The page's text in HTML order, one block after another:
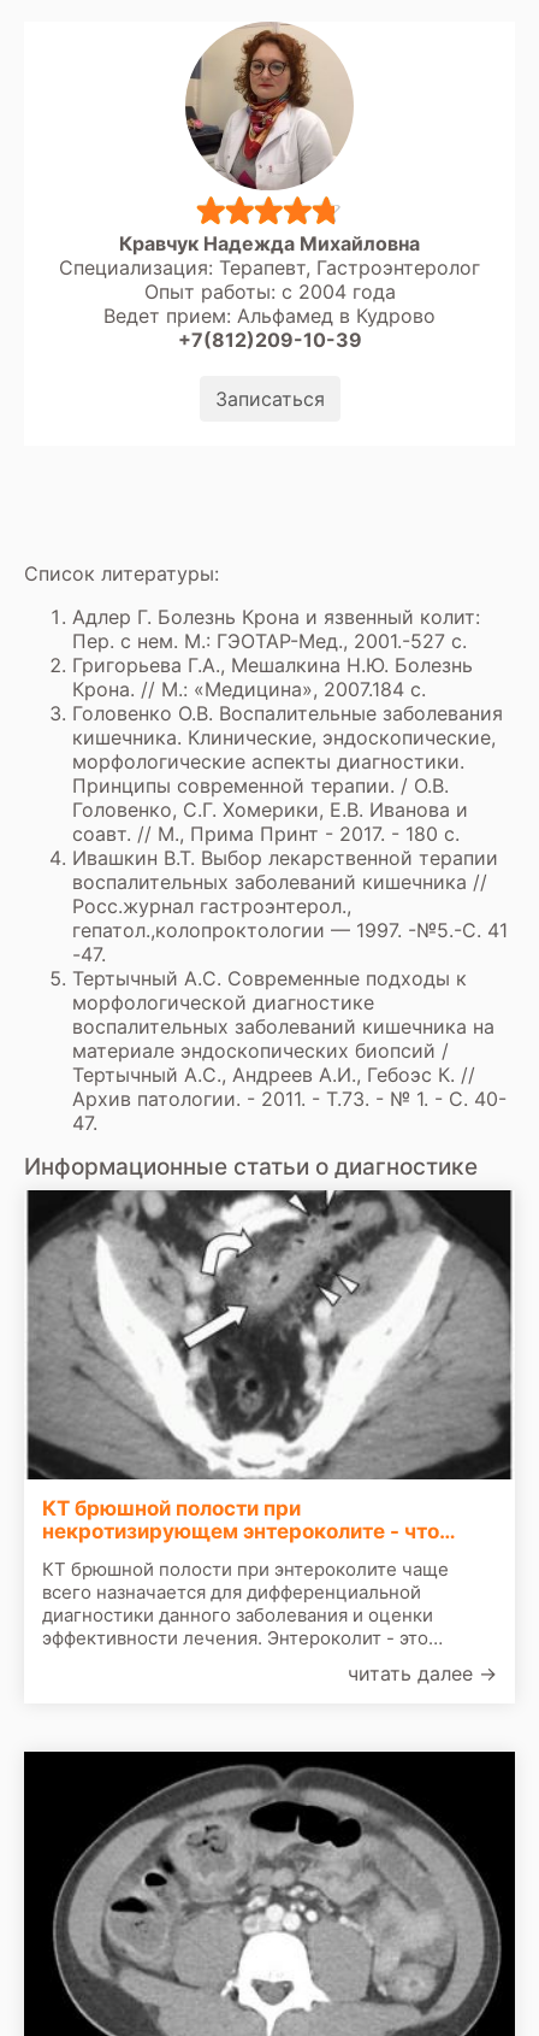
Кравчук Надежда Михайловна
Специализация: Терапевт, Гастроэнтеролог
Опыт работы: с 2004 года
Ведет прием: Альфамед в Кудрово
+7(812)209-10-39
Записаться
Список литературы:
Адлер Г. Болезнь Крона и язвенный колит:
Пер. с нем. М.: ГЭОТАР-Мед., 2001.-527 с.
Григорьева Г.А., Мешалкина Н.Ю. Болезнь
Крона. // М.: «Медицина», 2007.184 с.
Головенко О.В. Воспалительные заболевания
кишечника. Клинические, эндоскопические,
морфологические аспекты диагностики.
Принципы современной терапии. / О.В.
Головенко, С.Г. Хомерики, Е.В. Иванова и
соавт. // М., Прима Принт - 2017. - 180 с.
Ивашкин В.Т. Выбор лекарственной терапии
воспалительных заболеваний кишечника //
Росс.журнал гастроэнтерол.,
гепатол.,колопроктологии — 1997. -№5.-С. 41
-47.
Тертычный А.С. Современные подходы к
морфологической диагностике
воспалительных заболеваний кишечника на
материале эндоскопических биопсий /
Тертычный А.С., Андреев А.И., Гебоэс К. //
Архив патологии. - 2011. - Т.73. - № 1. - С. 40-
47.
Информационные статьи о диагностике
КТ брюшной полости при
некротизирующем энтероколите - что
КТ брюшной полости при энтероколите чаще
всего назначается для дифференциальной
диагностики данного заболевания и оценки
эффективности лечения. Энтероколит - это
кишок. Одно из наиболее часто встречающихся
оболочки и нарушению функций кишечника.
читать далее →